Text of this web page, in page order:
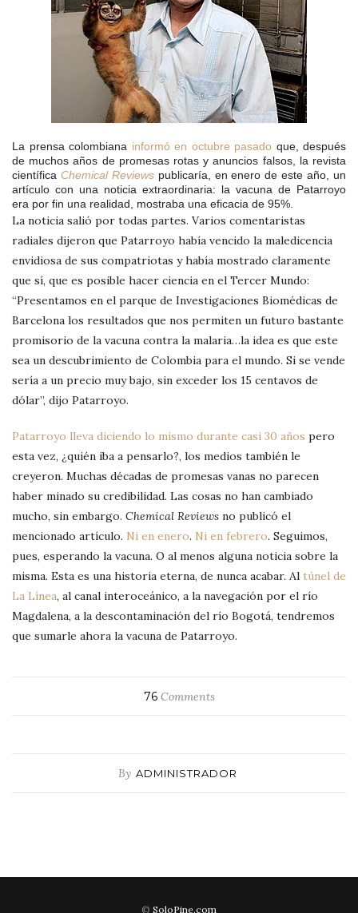
La prensa colombiana informó en octubre pasado que, después
de muchos años de promesas rotas y anuncios falsos, la revista
científica Chemical Reviewspublicaría, en enero de este año, un
artículo con una noticia extraordinaria: la vacuna de Patarroyo
era por fin una realidad, mostraba una eficacia de 95%.
La noticia salió por todas partes. Varios comentaristas
radiales dijeron que Patarroyo había vencido la maledicencia
envidiosa de sus compatriotas y había mostrado claramente
que sí, que es posible hacer ciencia en el Tercer Mundo:
“Presentamos en el parque de Investigaciones Biomédicas de
Barcelona los resultados que nos permiten un futuro bastante
promisorio de la vacuna contra la malaria…la idea es que este
sea un descubrimiento de Colombia para el mundo. Si se vende
sería a un precio muy bajo, sin exceder los 15 centavos de
dólar”, dijo Patarroyo.
Patarroyo lleva diciendo lo mismo durante casi 30 años pero
esta vez, ¿quién iba a pensarlo?, los medios también le
creyeron. Muchas décadas de promesas vanas no parecen
haber minado su credibilidad. Las cosas no han cambiado
mucho, sin embargo. Chemical Reviews no publicó el
mencionado artículo. Ni en enero. Ni en febrero. Seguimos,
pues, esperando la vacuna. O al menos alguna noticia sobre la
misma. Esta es una historia eterna, de nunca acabar. Al túnel de
La Línea, al canal interoceánico, a la navegación por el río
Magdalena, a la descontaminación del río Bogotá, tendremos
que sumarle ahora la vacuna de Patarroyo.
76Comments
By ADMINISTRADOR
© SoloPine.com